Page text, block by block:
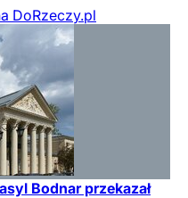
DoRzeczy.pl
Bodnar przekazał